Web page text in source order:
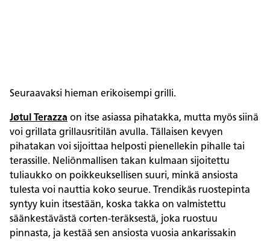
Seuraavaksi hieman erikoisempi grilli.
Jøtul Terazza on itse asiassa pihatakka, mutta myös siinä
voi grillata grillausritilän avulla. Tällaisen kevyen
pihatakan voi sijoittaa helposti pienellekin pihalle tai
terassille. Neliönmallisen takan kulmaan sijoitettu
tuliaukko on poikkeuksellisen suuri, minkä ansiosta
tulesta voi nauttia koko seurue. Trendikäs ruostepinta
syntyy kuin itsestään, koska takka on valmistettu
säänkestävästä corten-teräksestä, joka ruostuu
pinnasta, ja kestää sen ansiosta vuosia ankarissakin